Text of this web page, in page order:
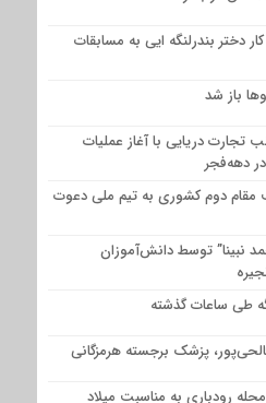
کار دختر بندرلنگه ایی به مسابقات
باز شد
تجارت دریایی با آغاز عملیات
دهه‌فجر
مقام دوم کشوری به تیم ملی دعوت
نبینا” توسط دانش‌آموزان
طی ساعات گذشته
پزشک برجسته هرمزگانی
رودباری به مناسبت میلاد